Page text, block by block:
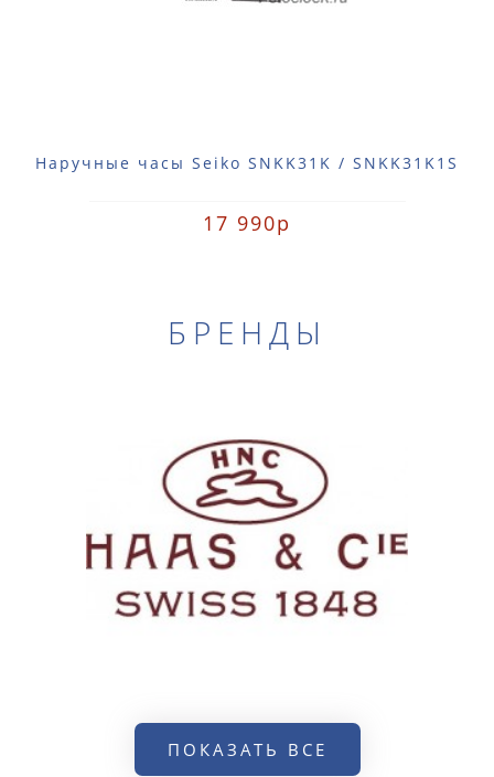
Наручные часы Seiko SNKK31K / SNKK31K1S
17 990р
БРЕНДЫ
ПОКАЗАТЬ ВСЕ